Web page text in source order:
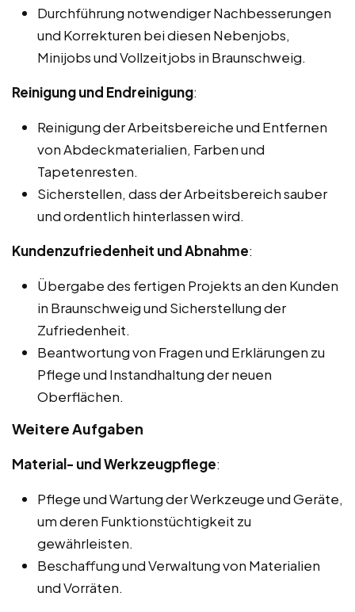
Durchführung notwendiger Nachbesserungen
und Korrekturen bei diesen Nebenjobs,
Minijobs und Vollzeitjobs in Braunschweig.
Reinigung und Endreinigung:
Reinigung der Arbeitsbereiche und Entfernen
von Abdeckmaterialien, Farben und
Tapetenresten.
Sicherstellen, dass der Arbeitsbereich sauber
und ordentlich hinterlassen wird.
Kundenzufriedenheit und Abnahme:
Übergabe des fertigen Projekts an den Kunden
in Braunschweig und Sicherstellung der
Zufriedenheit.
Beantwortung von Fragen und Erklärungen zu
Pflege und Instandhaltung der neuen
Oberflächen.
Weitere Aufgaben
Material- und Werkzeugpflege:
Pflege und Wartung der Werkzeuge und Geräte,
um deren Funktionstüchtigkeit zu
gewährleisten.
Beschaffung und Verwaltung von Materialien
und Vorräten.